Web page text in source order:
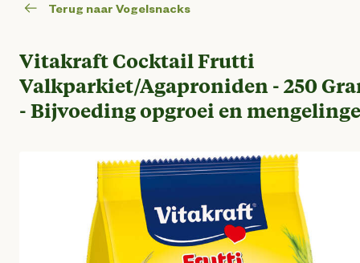
Terug naar Vogelsnacks
Vitakraft Cocktail Frutti
Valkparkiet/Agaproniden - 250
- Bijvoeding opgroei en